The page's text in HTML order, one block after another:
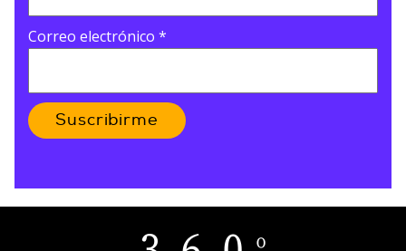
Correo electrónico *
Suscribirme